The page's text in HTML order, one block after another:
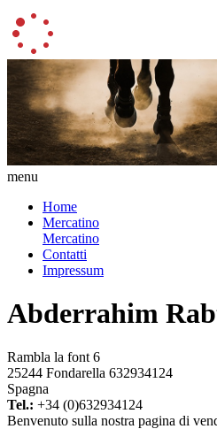
menu
Home
Mercatino
Mercatino
Contatti
Impressum
Abderrahim
Rambla la font 6
25244 Fondarella 632934124
Spagna
Tel.: +34 (0)632934124
Benvenuto sulla nostra pagina di